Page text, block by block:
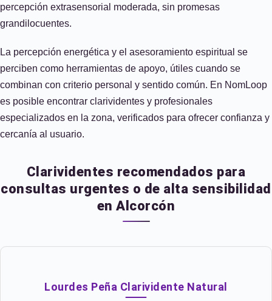
percepción extrasensorial moderada, sin promesas
grandilocuentes.
La percepción energética y el asesoramiento espiritual se
perciben como herramientas de apoyo, útiles cuando se
combinan con criterio personal y sentido común. En NomLoop
es posible encontrar clarividentes y profesionales
especializados en la zona, verificados para ofrecer confianza y
cercanía al usuario.
Clarividentes recomendados para
consultas urgentes o de alta sensibilidad
en Alcorcón
Lourdes Peña Clarividente Natural